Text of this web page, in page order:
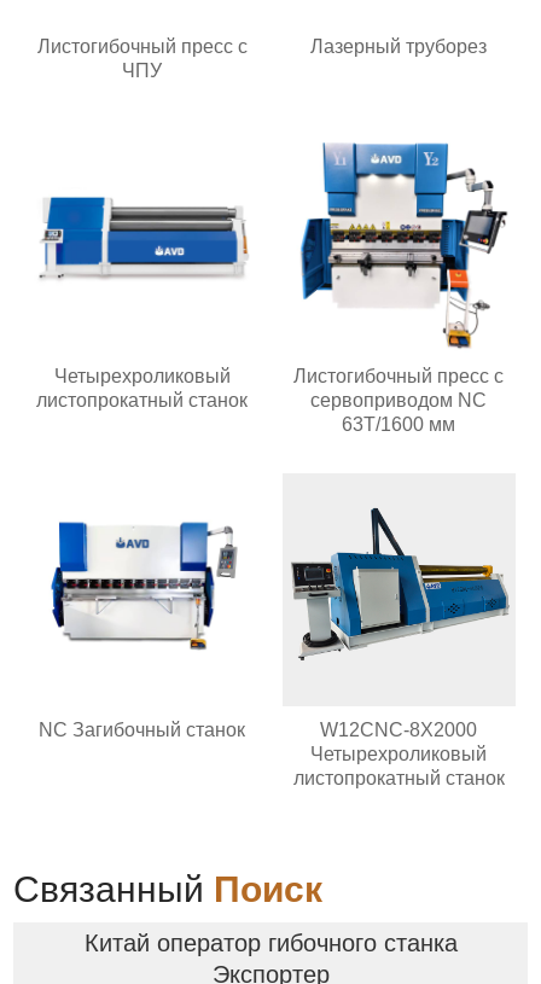
Листогибочный пресс с
ЧПУ
Лазерный труборез
Четырехроликовый
листопрокатный станок
Листогибочный пресс с
сервоприводом NC
63T/1600 мм
NC Загибочный станок
W12CNC-8X2000
Четырехроликовый
листопрокатный станок
Связанный Поиск
Китай оператор гибочного станка
Экспортер